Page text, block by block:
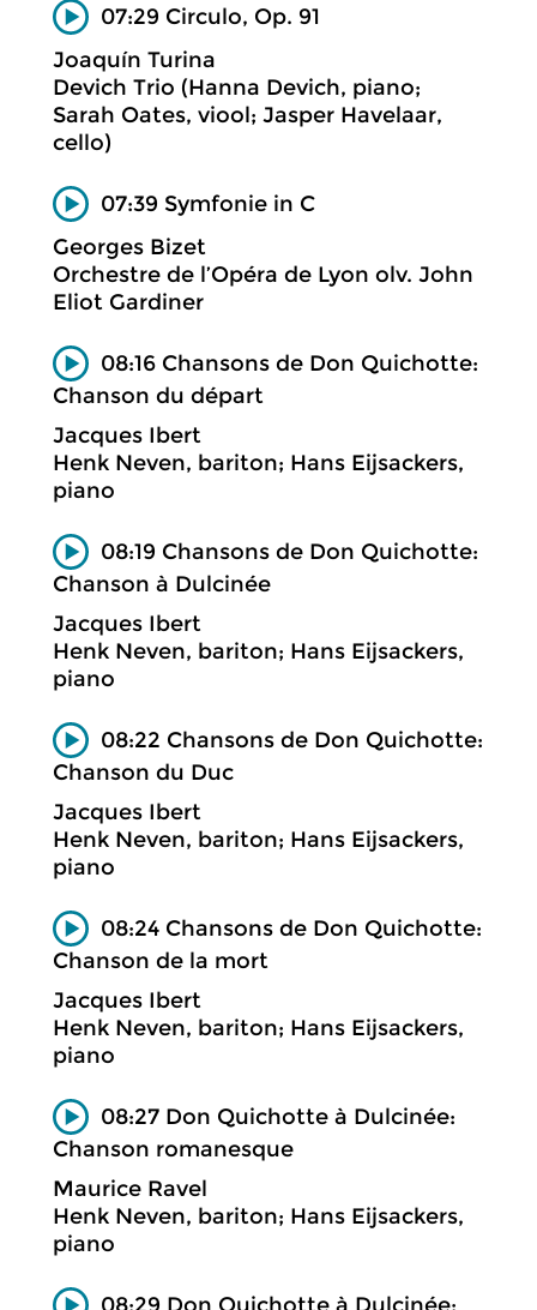
07:29 Circulo, Op. 91
Joaquín Turina
Devich Trio (Hanna Devich, piano;
Sarah Oates, viool; Jasper Havelaar,
cello)
07:39 Symfonie in C
Georges Bizet
Orchestre de l’Opéra de Lyon olv. John
Eliot Gardiner
08:16 Chansons de Don Quichotte:
Chanson du départ
Jacques Ibert
Henk Neven, bariton; Hans Eijsackers,
piano
08:19 Chansons de Don Quichotte:
Chanson à Dulcinée
Jacques Ibert
Henk Neven, bariton; Hans Eijsackers,
piano
08:22 Chansons de Don Quichotte:
Chanson du Duc
Jacques Ibert
Henk Neven, bariton; Hans Eijsackers,
piano
08:24 Chansons de Don Quichotte:
Chanson de la mort
Jacques Ibert
Henk Neven, bariton; Hans Eijsackers,
piano
08:27 Don Quichotte à Dulcinée:
Chanson romanesque
Maurice Ravel
Henk Neven, bariton; Hans Eijsackers,
piano
08:29 Don Quichotte à Dulcinée: